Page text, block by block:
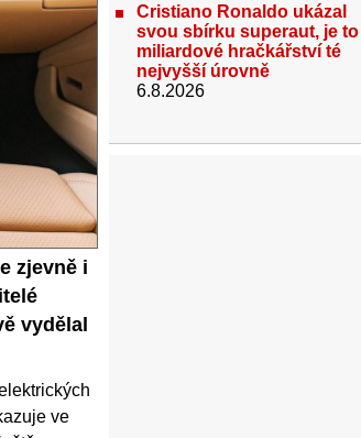
zjevně i
vydělal
ve
Cristiano Ronaldo ukázal
svou sbírku superaut, je to
miliardové hračkářství té
nejvyšší úrovně
6.8.2026